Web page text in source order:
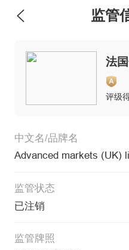
监管
法
评级
中文名/品牌名
Advanced markets (UK)
监管状态
已注销
监管牌照